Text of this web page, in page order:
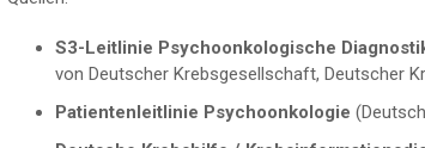
S3-Leitlinie Psychoonkologische
von Deutscher Krebsgesellschaft, Deutscher
Patientenleitlinie Psychoonkologie